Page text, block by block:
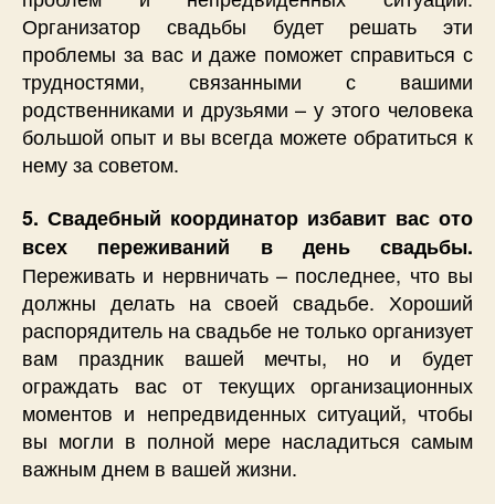
Организатор свадьбы будет решать эти
проблемы за вас и даже поможет справиться с
трудностями, связанными с вашими
родственниками и друзьями – у этого человека
большой опыт и вы всегда можете обратиться к
нему за советом.
5. Свадебный координатор избавит вас ото
всех переживаний в день свадьбы.
Переживать и нервничать – последнее, что вы
должны делать на своей свадьбе. Хороший
распорядитель на свадьбе не только организует
вам праздник вашей мечты, но и будет
ограждать вас от текущих организационных
моментов и непредвиденных ситуаций, чтобы
вы могли в полной мере насладиться самым
важным днем в вашей жизни.